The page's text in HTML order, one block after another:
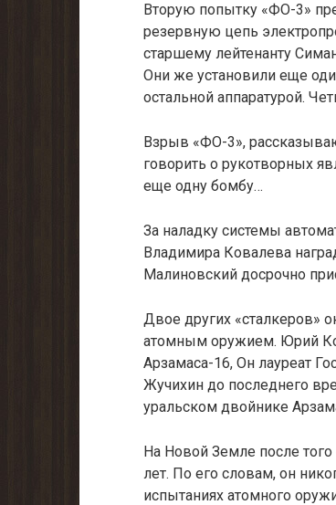
Вторую попытку «ФО-3»
резервную цепь
старшему лейтенанту
Они же установили еще
остальной аппаратурой.
Взрыв «ФО-3»,
говорить о рукотворных
еще одну бомбу…
За наладку системы
Владимира Ковалева
Малинов­ский досрочно
Двое других «сталкеров»
атомным оружием. Юрий
Арзамаса-16, Он лауреат
Жучихин до последнего
уральском двойнике
На Новой Земле после
лет. По его словам, он
испытаниях атомного